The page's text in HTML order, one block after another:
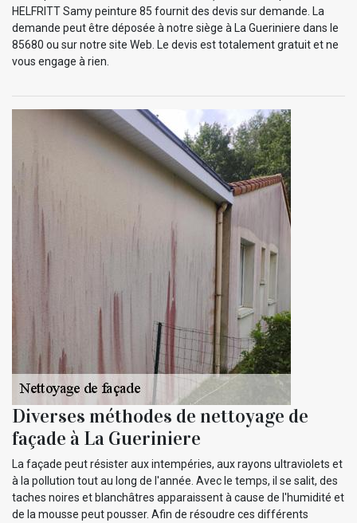
HELFRITT Samy peinture 85 fournit des devis sur demande. La
demande peut être déposée à notre siège à La Gueriniere dans le
85680 ou sur notre site Web. Le devis est totalement gratuit et ne
vous engage à rien.
Diverses méthodes de nettoyage de
façade à La Gueriniere
La façade peut résister aux intempéries, aux rayons ultraviolets et
à la pollution tout au long de l'année. Avec le temps, il se salit, des
taches noires et blanchâtres apparaissent à cause de l'humidité et
de la mousse peut pousser. Afin de résoudre ces différents